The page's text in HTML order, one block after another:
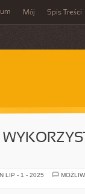
Mój Spis Treści
LIP - 1 - 2025